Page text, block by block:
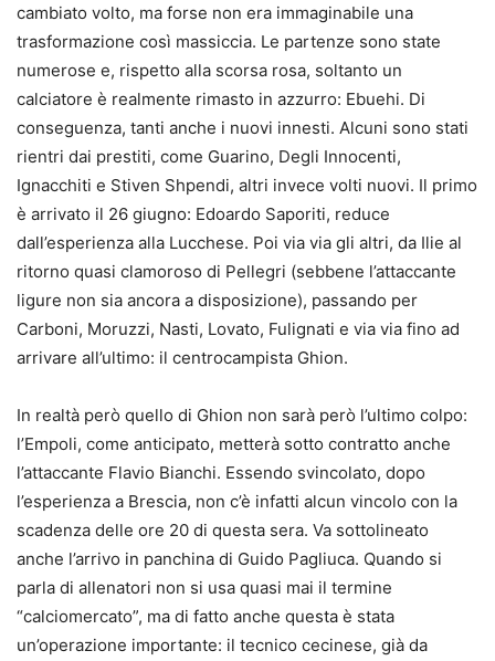
cambiato volto, ma forse non era immaginabile una
trasformazione così massiccia. Le partenze sono state
numerose e, rispetto alla scorsa rosa, soltanto un
calciatore è realmente rimasto in azzurro: Ebuehi. Di
conseguenza, tanti anche i nuovi innesti. Alcuni sono stati
rientri dai prestiti, come Guarino, Degli Innocenti,
Ignacchiti e Stiven Shpendi, altri invece volti nuovi. Il primo
è arrivato il 26 giugno: Edoardo Saporiti, reduce
dall’esperienza alla Lucchese. Poi via via gli altri, da Ilie al
ritorno quasi clamoroso di Pellegri (sebbene l’attaccante
ligure non sia ancora a disposizione), passando per
Carboni, Moruzzi, Nasti, Lovato, Fulignati e via via fino ad
arrivare all’ultimo: il centrocampista Ghion.
In realtà però quello di Ghion non sarà però l’ultimo colpo:
l’Empoli, come anticipato, metterà sotto contratto anche
l’attaccante Flavio Bianchi. Essendo svincolato, dopo
l’esperienza a Brescia, non c’è infatti alcun vincolo con la
scadenza delle ore 20 di questa sera. Va sottolineato
anche l’arrivo in panchina di Guido Pagliuca. Quando si
parla di allenatori non si usa quasi mai il termine
“calciomercato”, ma di fatto anche questa è stata
un’operazione importante: il tecnico cecinese, già da